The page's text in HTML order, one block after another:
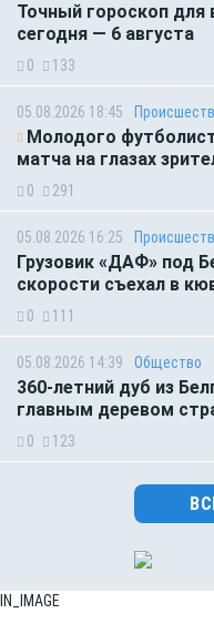
Точный гороскоп для
сегодня — 6 августа
0 133
05.08.2026 18:45
Молодого
матча на глазах
0 291
05.08.2026 16:25
Грузовик «ДАФ» под
скорости съехал в
0 111
05.08.2026 14:39 Общество
360-летний дуб из
главным деревом
0 123
IN_IMAGE